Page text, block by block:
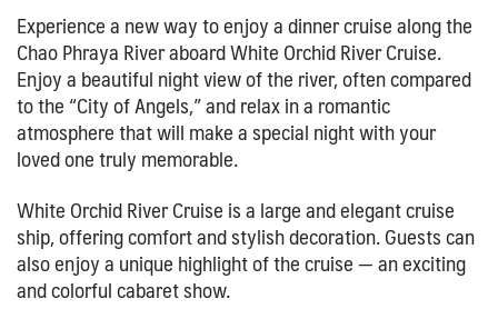
Experience a new way to enjoy a dinner cruise along the
Chao Phraya River aboard White Orchid River Cruise.
Enjoy a beautiful night view of the river, often compared
to the “City of Angels,” and relax in a romantic
atmosphere that will make a special night with your
loved one truly memorable.
White Orchid River Cruise is a large and elegant cruise
ship, offering comfort and stylish decoration. Guests can
also enjoy a unique highlight of the cruise — an exciting
and colorful cabaret show.